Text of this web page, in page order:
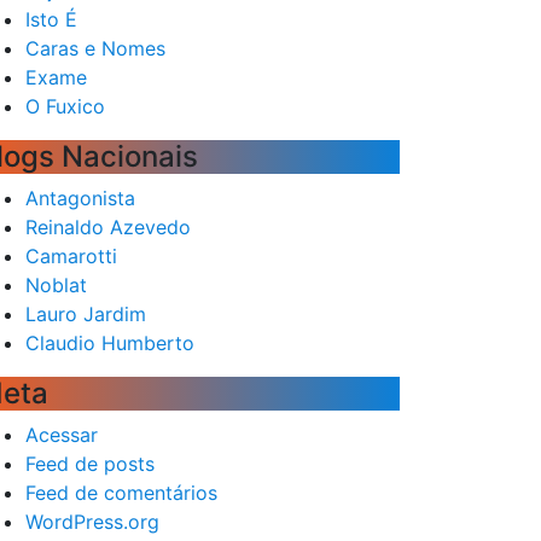
Isto É
Caras e Nomes
Exame
O Fuxico
Nacionais
Antagonista
Reinaldo Azevedo
Camarotti
Noblat
Lauro Jardim
Claudio Humberto
Acessar
Feed de posts
Feed de comentários
WordPress.org